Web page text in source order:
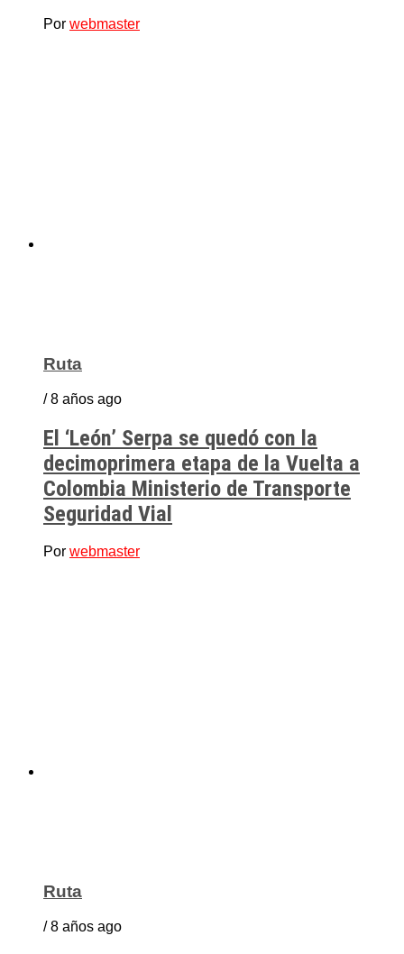
Por webmaster
Ruta
/ 8 años ago
El ‘León’ Serpa se quedó con la
decimoprimera etapa de la Vuelta a
Colombia Ministerio de Transporte
Seguridad Vial
Por webmaster
Ruta
/ 8 años ago